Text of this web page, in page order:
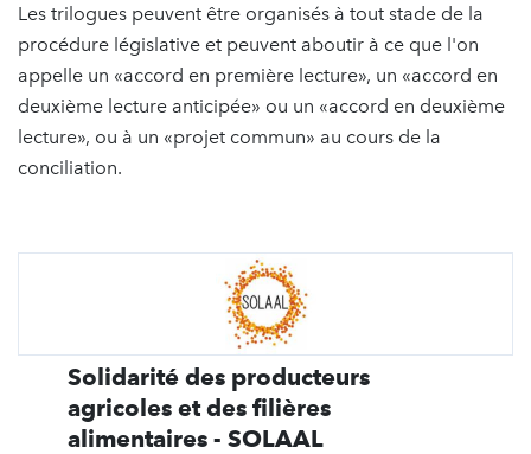
Les trilogues peuvent être organisés à tout stade de la
procédure législative et peuvent aboutir à ce que l'on
appelle un «accord en première lecture», un «accord en
deuxième lecture anticipée» ou un «accord en deuxième
lecture», ou à un «projet commun» au cours de la
conciliation.
Solidarité des producteurs
agricoles et des filières
alimentaires - SOLAAL